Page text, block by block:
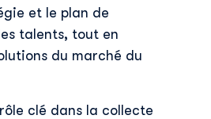
et le plan de
talents, tout en
du marché du
clé dans la collecte